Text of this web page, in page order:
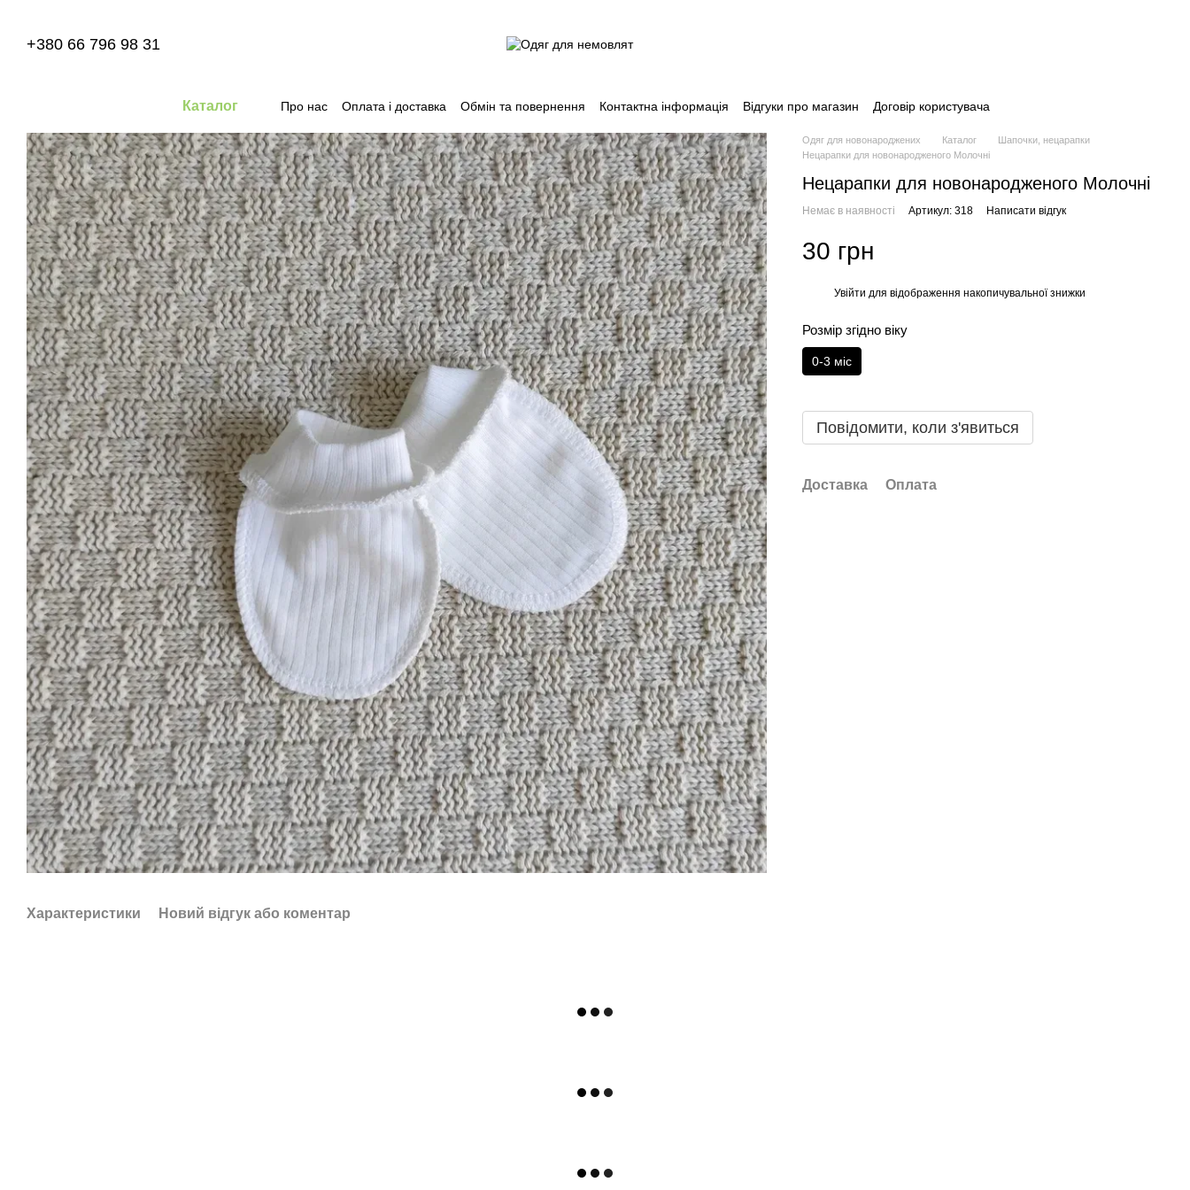
+380 66 796 98 31
Каталог Про нас Оплата і доставка Обмін та повернення Контактна інформація Відгуки про магазин Договір користувача
Характеристики Новий відгук або коментар
Одяг для новонароджених Каталог
Шапочки, нецарапки
Нецарапки для новонародженого Молочні
Нецарапки для новонародженого Молочні
Немає в наявності Артикул: 318 Написати відгук
30 грн
Увійти для відображення накопичувальної знижки
Розмір згідно віку
0-3 міс
Повідомити, коли з'явиться
Доставка Оплата